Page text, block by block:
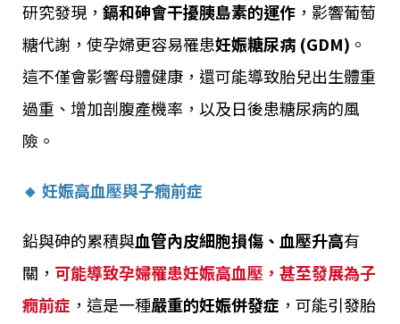
研究發現， 鎘和砷會干擾胰島素的運作 ，影響葡萄
糖代謝，使孕婦更容易罹患妊娠糖尿病 (GDM) 。
這不僅會影響母體健康，還可能導致胎兒出生體重
過重、增加剖腹產機率，以及日後患糖尿病的風
險。
🔸 妊娠高血壓與子癇前症
鉛與砷的累積與血管內皮細胞損傷、血壓升高有
關， 可能導致孕婦罹患妊娠高血壓，甚至發展為子
癇前症 ，這是一種嚴重的妊娠併發症 ，可能引發胎